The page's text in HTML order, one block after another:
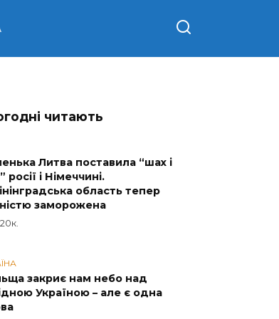
читають
Литва поставила “шах і
росії і Німеччині.
область тепер
заморожена
закриє нам небо над
Україною – але є одна